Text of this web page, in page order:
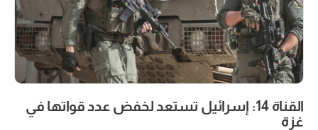
القناة 14: إسرائيل تستعد لخفض عدد قواتها في
غزة